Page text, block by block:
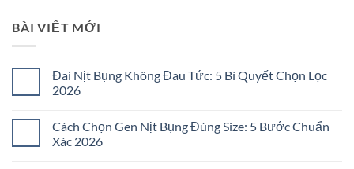
BÀI VIẾT MỚI
Đai Nịt Bụng Không Đau Tức: 5 Bí Quyết Chọn Lọc
2026
bình
luận
ở
Cách Chọn Gen Nịt Bụng Đúng Size: 5 Bước Chuẩn
Xác 2026